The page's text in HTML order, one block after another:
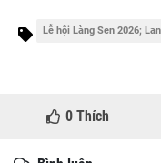
Lễ hội Làng Sen 2026;
0Thích